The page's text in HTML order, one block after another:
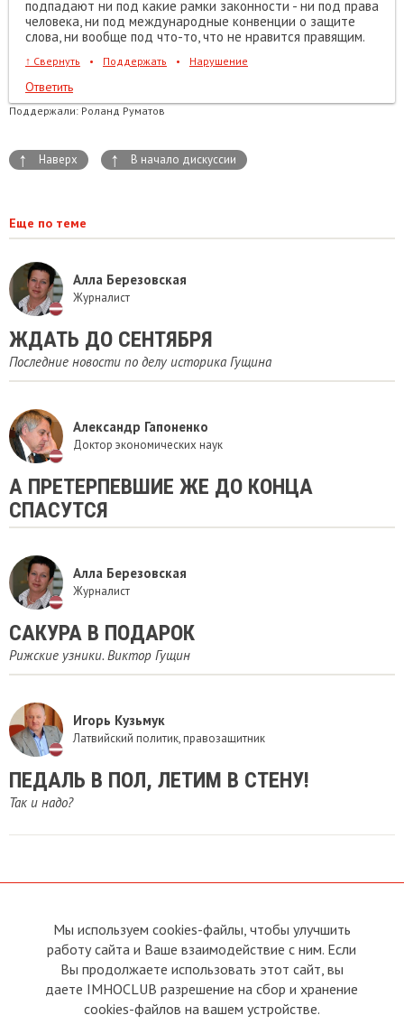
подпадают ни под какие рамки законности - ни под права
человека, ни под международные конвенции о защите
слова, ни вообще под что-то, что не нравится правящим.
↑ Свернуть • Поддержать • Нарушение
Ответить
Поддержали: Роланд Руматов
↑ Наверх ↑ В начало дискуссии
Еще по теме
Алла Березовская
Журналист
ЖДАТЬ ДО СЕНТЯБРЯ
Последние новости по делу историка Гущина
Александр Гапоненко
Доктор экономических наук
А ПРЕТЕРПЕВШИЕ ЖЕ ДО КОНЦА
СПАСУТСЯ
Алла Березовская
Журналист
САКУРА В ПОДАРОК
Рижские узники. Виктор Гущин
Игорь Кузьмук
Латвийский политик, правозащитник
ПЕДАЛЬ В ПОЛ, ЛЕТИМ В СТЕНУ!
Так и надо?
О сайте
Условия пользования
Политика конфиденциальности
Прямая связь с
Председателем
Прямая связь c членами клуба
Реклама
Контакты
Мы используем cookies-файлы, чтобы улучшить
работу сайта и Ваше взаимодействие с ним. Если
Вы продолжаете использовать этот сайт, вы
даете IMHOCLUB разрешение на сбор и хранение
cookies-файлов на вашем устройстве.